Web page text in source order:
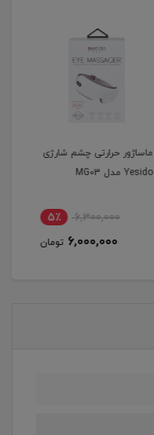
ماساژور حرارتی چشم شارژی
Yesido مدل MG03
6,300,000 5٪
6,000,000 تومان